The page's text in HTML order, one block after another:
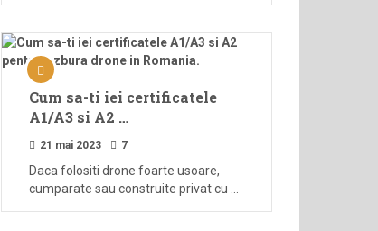
Cum sa-ti iei certificatele
A1/A3 si A2 …
21 mai 2023 7
Daca folositi drone foarte usoare,
cumparate sau construite privat cu …